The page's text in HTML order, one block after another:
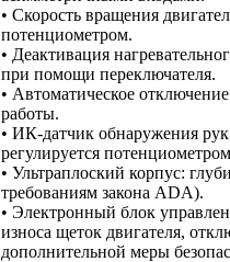
• Скорость вращения
потенциометром.
• Деактивация
при помощи переключателя.
• Автоматическое
работы.
• ИК-датчик обнаружения
регулируется
• Ультраплоский корпус:
требованиям закона ADA).
• Электронный блок
износа щеток двигателя,
дополнительной меры